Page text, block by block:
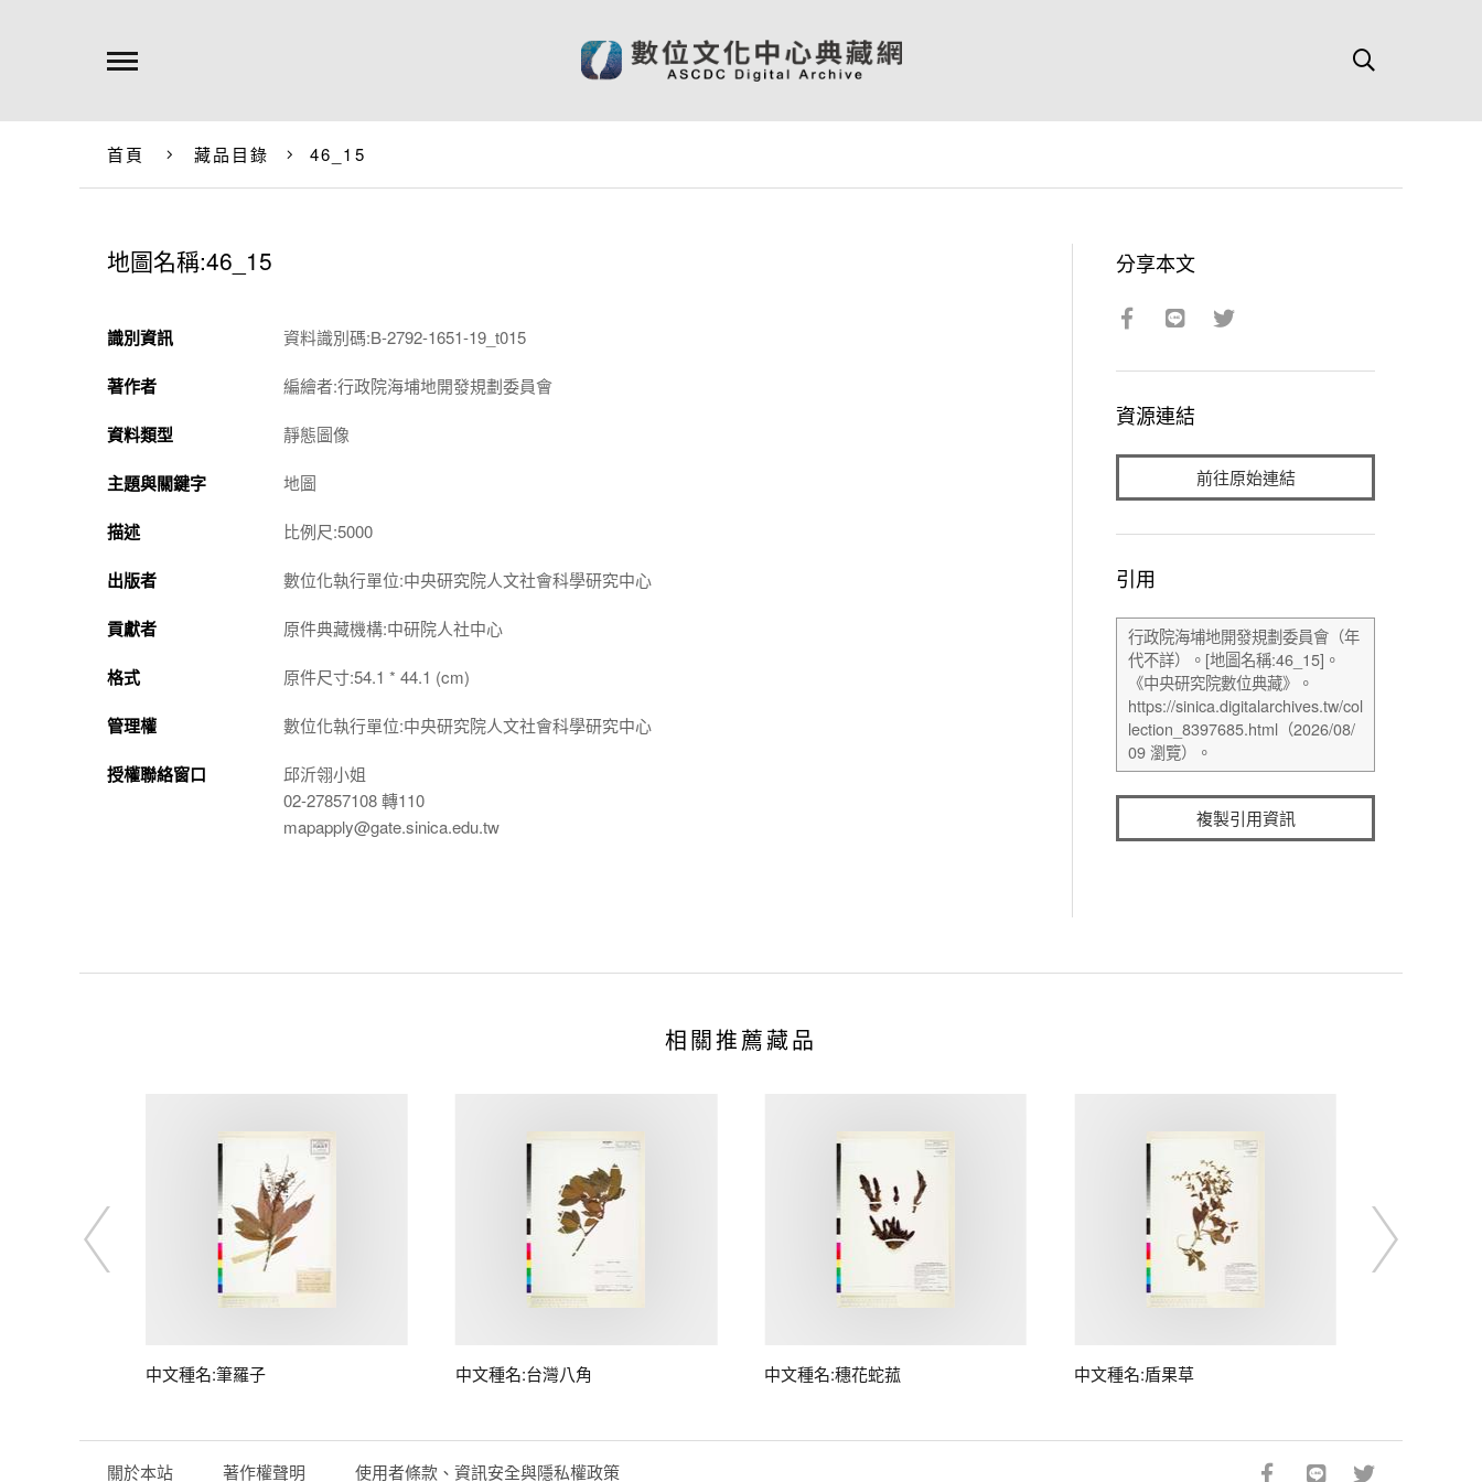
首頁 藏品目錄 46_15
地圖名稱:46_15
識別資訊 資料識別碼:B-2792-1651-19_t015
著作者 編繪者:行政院海埔地開發規劃委員會
資料類型 靜態圖像
主題與關鍵字 地圖
描述 比例尺:5000
出版者 數位化執行單位:中央研究院人文社會科學研究中心
貢獻者 原件典藏機構:中研院人社中心
格式 原件尺寸:54.1 * 44.1 (cm)
管理權 數位化執行單位:中央研究院人文社會科學研究中心
授權聯絡窗口
邱沂翎小姐
02-27857108 轉110
mapapply@gate.sinica.edu.tw
分享本文
資源連結
前往原始連結
引用
複製引用資訊
相關推薦藏品
中文種名:筆羅子 中文種名:台灣八角 中文種名:穗花蛇菰 中文種名:盾果草
關於本站 著作權聲明 使用者條款、資訊安全與隱私權政策